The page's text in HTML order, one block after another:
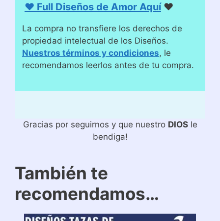
♥ Full Diseños de Amor Aquí♥
La compra no transfiere los derechos de
propiedad intelectual de los Diseños.
Nuestros términos y condiciones, le
recomendamos leerlos antes de tu compra.
Gracias por seguirnos y que nuestro DIOSle
bendiga!
También te
recomendamos…